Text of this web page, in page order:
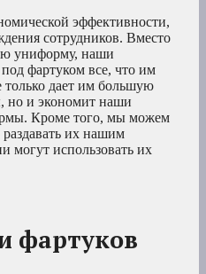
эффективности,
сотрудников. Вместо
униформу, наши
фартуком все, что им
только дает им большую
но и экономит наши
Кроме того, мы можем
раздавать их нашим
могут использовать их
фартуков